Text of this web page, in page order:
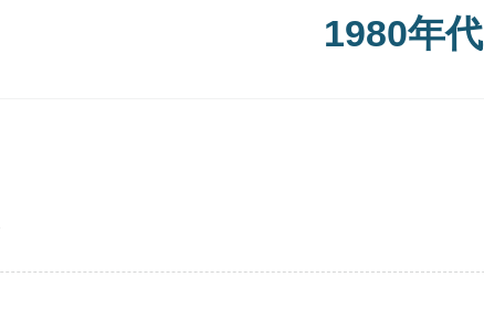
1980年代